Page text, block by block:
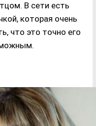
В сети есть
которая очень
что это точно его